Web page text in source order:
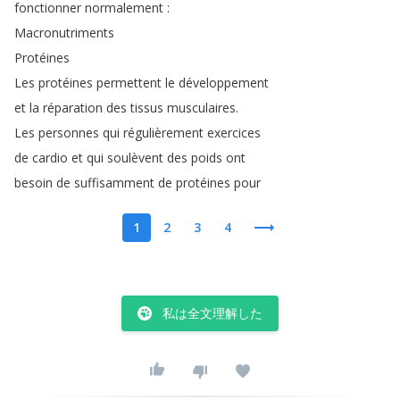
fonctionner normalement :
Macronutriments
Protéines
Les protéines permettent le développement
et la réparation des tissus musculaires.
Les personnes qui régulièrement exercices
de cardio et qui soulèvent des poids ont
besoin de suffisamment de protéines pour
1 2 3 4
私は全文理解した